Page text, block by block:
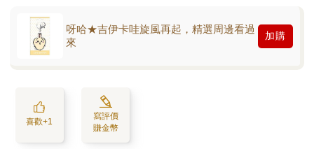
呀哈★吉伊卡哇旋風再起，精選周邊看過
來
加購
喜歡+1
寫評價
賺金幣